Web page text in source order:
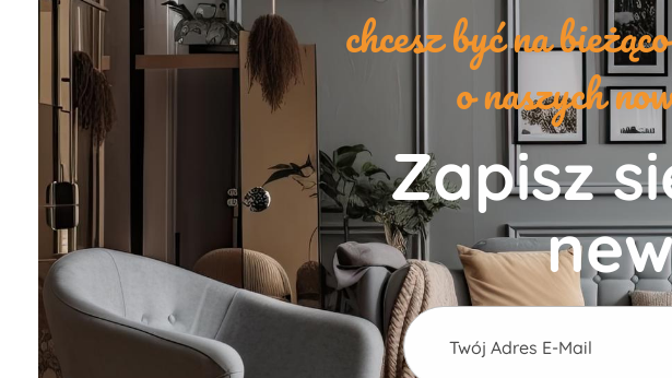
chcesz być na
o naszych
Zapisz